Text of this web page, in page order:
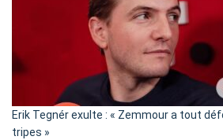
Erik Tegnér exulte : « Zemmour a tout
tripes »